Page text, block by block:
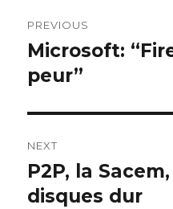
navigation
PREVIOUS
Previous
post:
Microsoft:
peur”
NEXT
Next
post:
P2P, la
disques dur